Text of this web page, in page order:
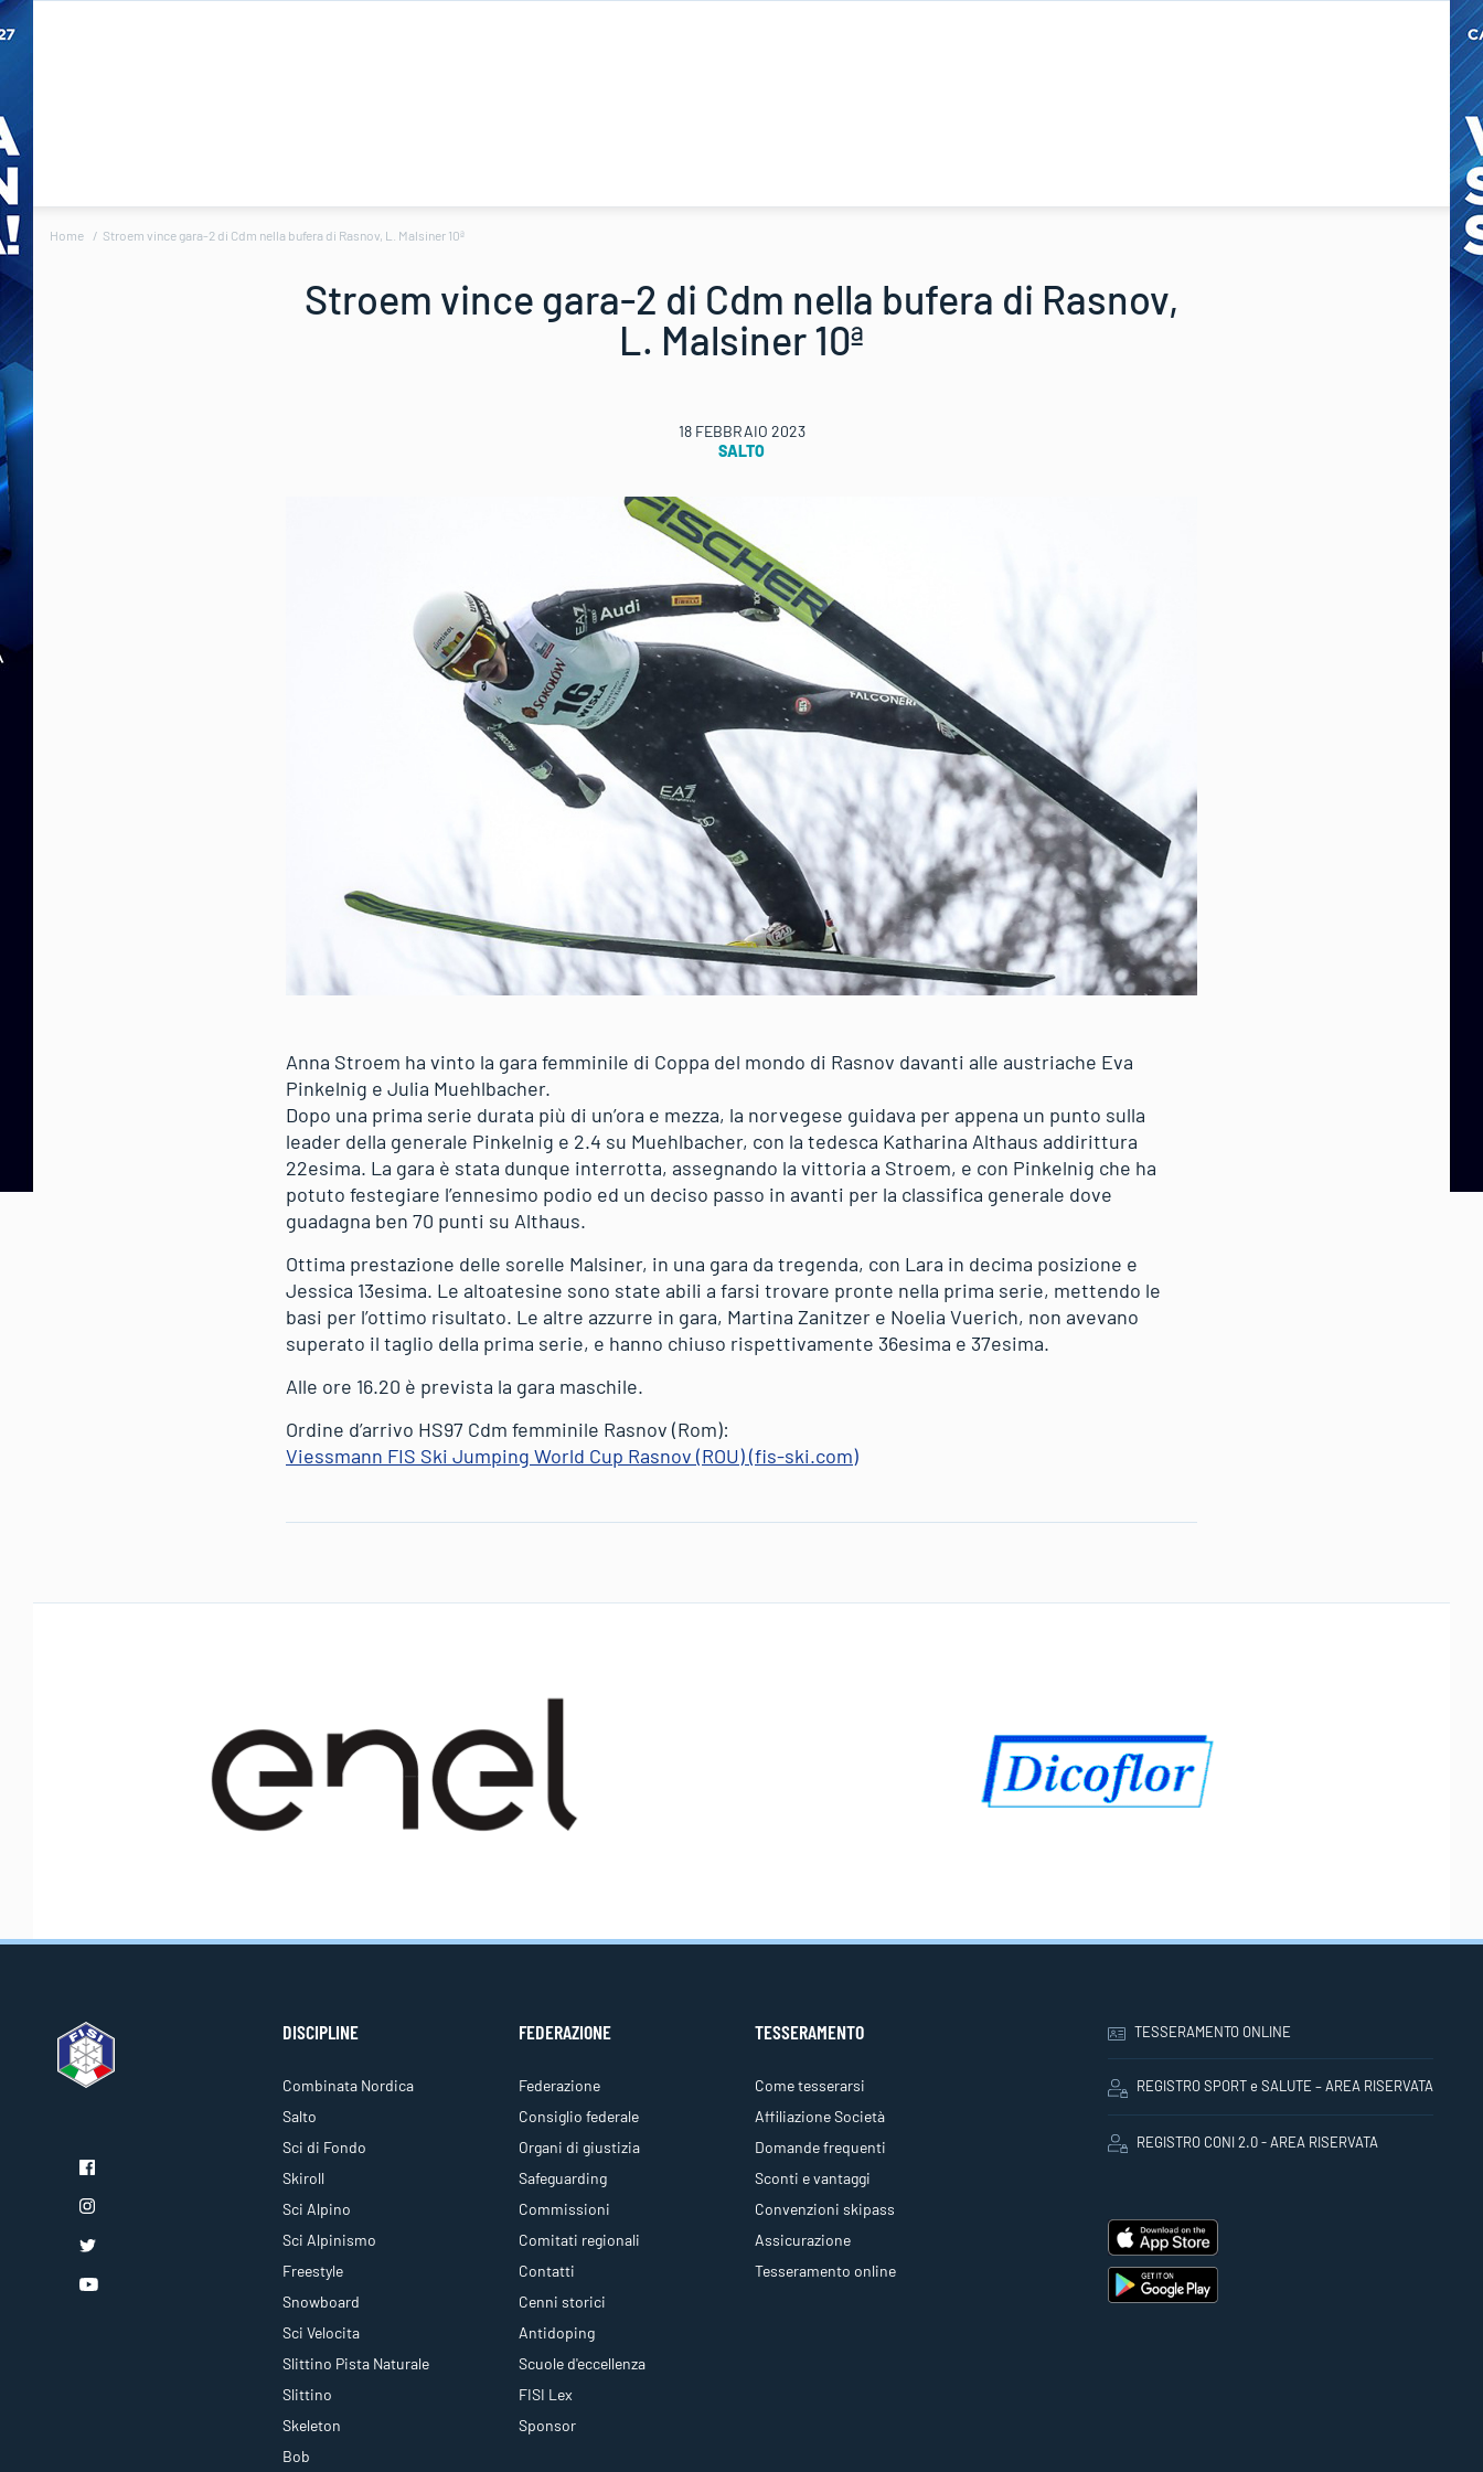
Home Stroem vince gara-2 di Cdm nella bufera di Rasnov, L. Malsiner 10ª
Stroem vince gara-2 di Cdm nella bufera di Rasnov,
L. Malsiner 10ª
18 FEBBRAIO 2023
SALTO
Anna Stroem ha vinto la gara femminile di Coppa del mondo di Rasnov davanti alle austriache Eva
Pinkelnig e Julia Muehlbacher.
Dopo una prima serie durata più di un’ora e mezza, la norvegese guidava per appena un punto sulla
leader della generale Pinkelnig e 2.4 su Muehlbacher, con la tedesca Katharina Althaus addirittura
22esima. La gara è stata dunque interrotta, assegnando la vittoria a Stroem, e con Pinkelnig che ha
potuto festegiare l’ennesimo podio ed un deciso passo in avanti per la classifica generale dove
guadagna ben 70 punti su Althaus.
Ottima prestazione delle sorelle Malsiner, in una gara da tregenda, con Lara in decima posizione e
Jessica 13esima. Le altoatesine sono state abili a farsi trovare pronte nella prima serie, mettendo le
basi per l’ottimo risultato. Le altre azzurre in gara, Martina Zanitzer e Noelia Vuerich, non avevano
superato il taglio della prima serie, e hanno chiuso rispettivamente 36esima e 37esima.
Alle ore 16.20 è prevista la gara maschile.
Ordine d’arrivo HS97 Cdm femminile Rasnov (Rom):
Viessmann FIS Ski Jumping World Cup Rasnov (ROU) (fis-ski.com)
DISCIPLINE
Combinata Nordica
Salto
Sci di Fondo
Skiroll
Sci Alpino
Sci Alpinismo
Freestyle
Snowboard
Sci Velocita
Slittino Pista Naturale
Slittino
Skeleton
Bob
FEDERAZIONE
Federazione
Consiglio federale
Organi di giustizia
Safeguarding
Commissioni
Comitati regionali
Contatti
Cenni storici
Antidoping
Scuole d'eccellenza
FISI Lex
Sponsor
TESSERAMENTO
Come tesserarsi
Affiliazione Società
Domande frequenti
Sconti e vantaggi
Convenzioni skipass
Assicurazione
Tesseramento online
TESSERAMENTO ONLINE
REGISTRO SPORT e SALUTE – AREA RISERVATA
REGISTRO CONI 2.0 - AREA RISERVATA